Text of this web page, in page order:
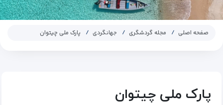
صفحه اصلی مجله گردشگری جهانگردی پارک ملی چیتوان
پارک ملی چیتوان